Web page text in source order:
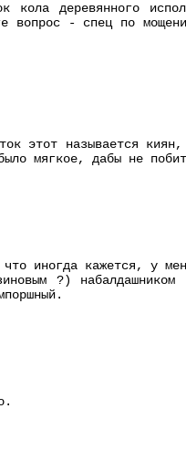
кола деревянного
вопрос - спец по
этот называется
мягкое, дабы не
иногда кажется, у
?)